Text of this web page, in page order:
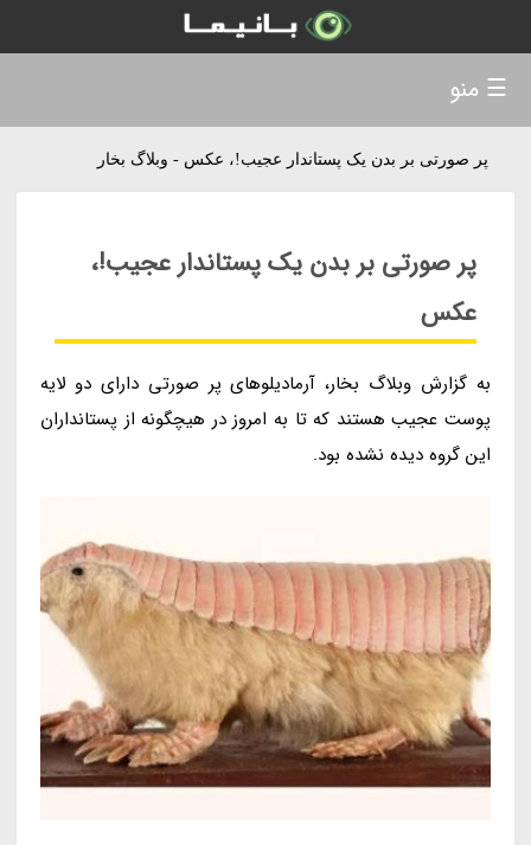
پر صورتی بر بدن یک پستاندار عجیب!، عکس - وبلاگ بخار
پر صورتی بر بدن یک پستاندار عجیب!،
عکس
به گزارش وبلاگ بخار، آرمادیلوهای پر صورتی دارای دو لایه
پوست عجیب هستند که تا به امروز در هیچگونه از پستانداران
این گروه دیده نشده بود.
☰ منو